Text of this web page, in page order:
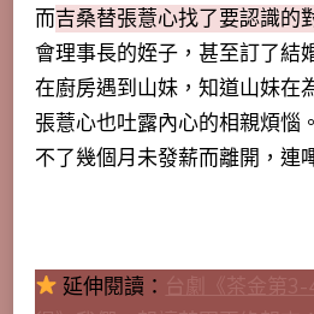
而吉桑替張薏心找了要認識的
會理事長的姪子，甚至訂了結
在廚房遇到山妹，知道山妹在
張薏心也吐露內心的相親煩惱
不了幾個月未發薪而離開，連
延伸閱讀： 台劇《茶金第3-